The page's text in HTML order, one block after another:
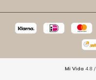
Mi Vida 4.8 /